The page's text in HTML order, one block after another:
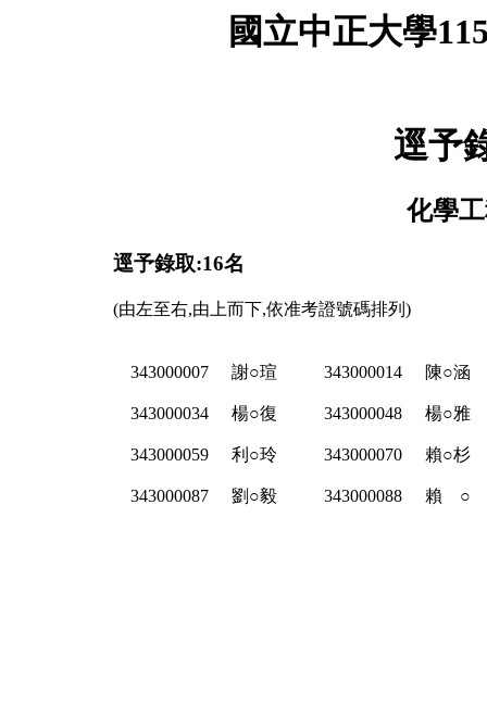
國立中正大學
逕予
化學
逕予錄取:16名
(由左至右,由上而下,依准考證號碼排列)
343000007 謝○瑄 343000014 陳○涵
343000034 楊○復 343000048 楊○雅
343000059 利○玲 343000070 賴○杉
343000087 劉○毅 343000088 賴 ○